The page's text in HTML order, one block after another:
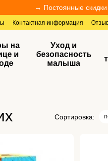
→ Постоянные скидки
Контактная информация
на
и
Уход и
безопасность
малыша
Сортировка: